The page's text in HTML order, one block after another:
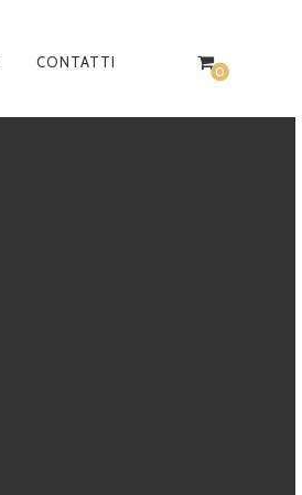
CONTATTI
CONTATTACI
0